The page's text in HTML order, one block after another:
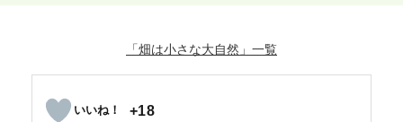
「畑は小さな大自然」
+18